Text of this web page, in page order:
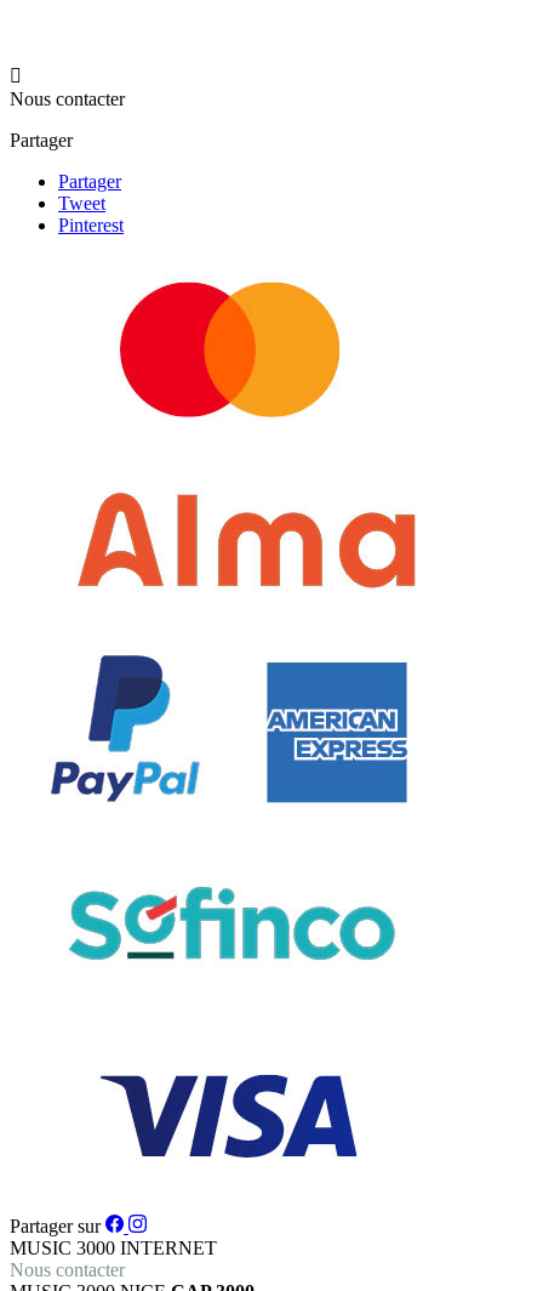

Nous contacter
Partager
Partager
Tweet
Pinterest
Partager sur
MUSIC 3000 INTERNET
Nous contacter